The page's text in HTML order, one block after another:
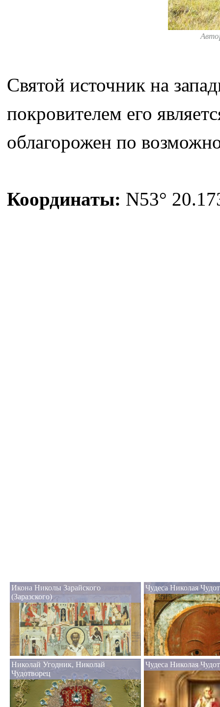
Святой источник на
покровителем его
облагорожен по
Координаты: N53°
Икона Николы Зарайского
(Заразского)
Чудеса Николая
Николай Угодник, Николай
Чудотворец
Чудеса Николая